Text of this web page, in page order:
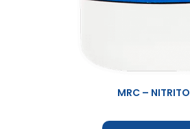
MRC – NITRITO